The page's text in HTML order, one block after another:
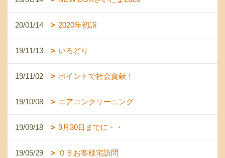
20/01/14 2020年初詣
19/11/13 いろどり
19/11/02 ポイントで社会貢献！
19/10/08 エアコンクリーニング
19/09/18 9月30日までに・・
19/05/29 ＯＢお客様宅訪問